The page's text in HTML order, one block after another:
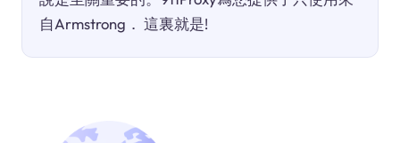
自Armstrong． 這裏就是!